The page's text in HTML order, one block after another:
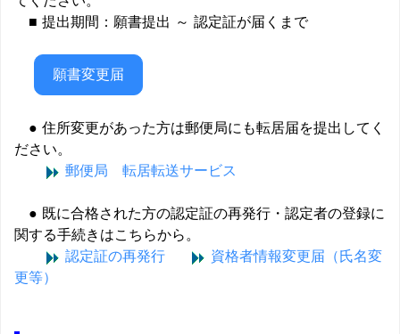
■ 提出期間：願書提出 ～ 認定証が届くまで
願書変更届
● 住所変更があった方は郵便局にも転居届を提出してく
ださい。
郵便局 転居転送サービス
● 既に合格された方の認定証の再発行・認定者の登録に
関する手続きはこちらから。
認定証の再発行
資格者情報変更届（氏名変
更等）